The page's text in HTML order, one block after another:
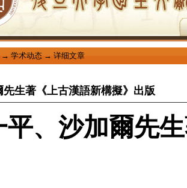
→学术动态 →详细文章
先生著《上古漢語新構擬》出版
平、沙加爾先